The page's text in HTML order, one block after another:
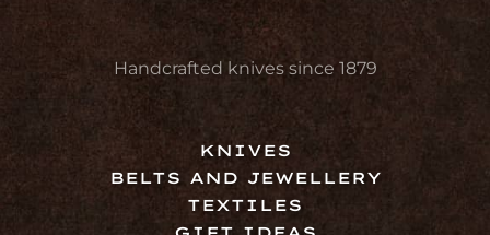
Handcrafted knives since 1879
KNIVES
BELTS AND JEWELLERY
TEXTILES